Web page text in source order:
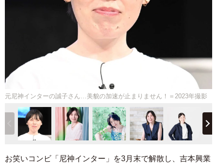
元尼神インターの誠子さん…美貌の加速が止まりません！＝2023年撮影
お笑いコンビ「尼神インター」を3月末で解散し、吉本興業